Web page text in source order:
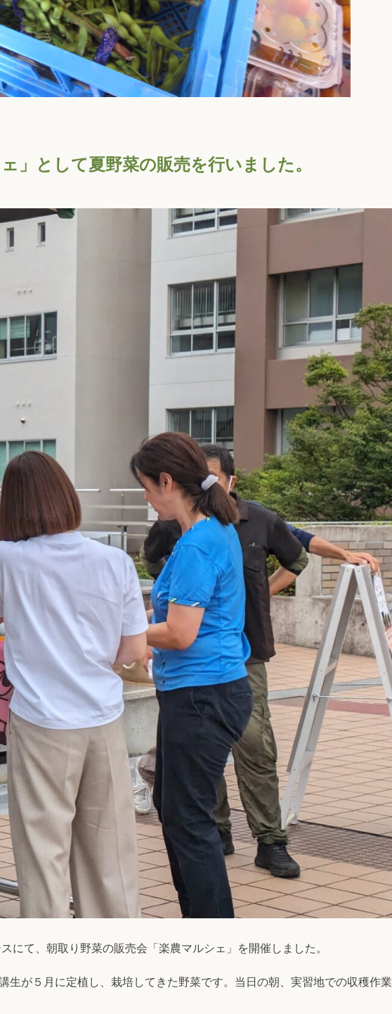
」として夏野菜の販売を行いました。
て、朝取り野菜の販売会「楽農マルシェ」を開催しました。
が５月に定植し、栽培してきた野菜です。当日の朝、実習地での収穫作業